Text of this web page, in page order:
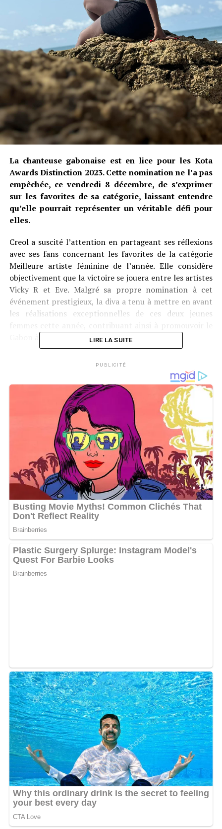
La chanteuse gabonaise est en lice pour les Kota
Awards Distinction 2023. Cette nomination ne l’a pas
empêchée, ce vendredi 8 décembre, de s’exprimer
sur les favorites de sa catégorie, laissant entendre
qu’elle pourrait représenter un véritable défi pour
elles.
Creol a suscité l’attention en partageant ses réflexions
avec ses fans concernant les favorites de la catégorie
Meilleure artiste féminine de l’année. Elle considère
objectivement que la victoire se jouera entre les artistes
Vicky R et Eve. Malgré sa propre nomination à cet
événement prestigieux, la diva a tenu à mettre en avant
les réalisations exceptionnelles de ces deux jeunes
Gabon à l’international.
exprimé clairement son admiration pour Vicky R et Eve,
affirmant qu’elles se sont illustrées de manière
remarquable et ont accompli des prouesses incroyables
dans leurs carrières respectives cette année. Selon elle,
les deux rappeuses ont joué un rôle crucial pour porter
haut les couleurs du Gabon sur la scène internationale.
Pour les Kota Awards Distinction 2023 dans ma
catégorie, je vois plus Vicky R et Eve qui nous ont fait
plaisir cette année« , a-t-elle confirmé.
Cependant, elle a également souligné qu’elle reste une
véritable force au sein de ce groupe. Son influence et
son charisme seraient bien au-dessus de ses adversaires
et pourraient influencer les tendances. La chanteuse,
suivie par des millions d’abonnés, a assuré de l’affection
que lui portent ses fans. Ces derniers se mobiliseront
pour voter en masse, même si elle les encourage à ne
pas le faire. «
l’importance de la solidarité et du respect entre les
artistes gabonais.
Cette initiative de Creol a été chaleureusement
accueillie par les internautes. Son message
encourageant a suscité de nombreuses réactions
positives, illustrant une fois de plus l’unité et la
coopération au sein de l’industrie musicale gabonaise.
Les Kota Awards Distinction sont de prestigieuses
récompenses dans l’industrie musicale gabonaise. Elles
visent à reconnaître et à célébrer les artistes talentueux
qui contribuent au développement et à la promotion de
la culture, de la communication et de l’entrepreneuriat
LIRE LA SUITE
PUBLICITÉ